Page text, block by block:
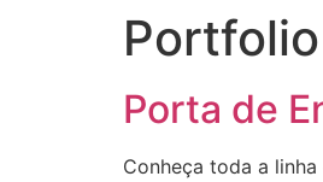
Porta de
Conheça toda a